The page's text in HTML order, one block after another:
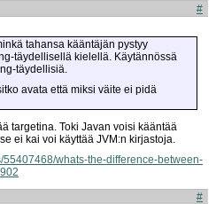
#
tahansa kääntäjän pystyy
täydellisellä kielellä. Käytännössä
täydellisiä.
avata että miksi väite ei pidä
targetina. Toki Javan voisi kääntää
ei kai voi käyttää JVM:n kirjastoja.
55407468/whats-the-difference-between-
#